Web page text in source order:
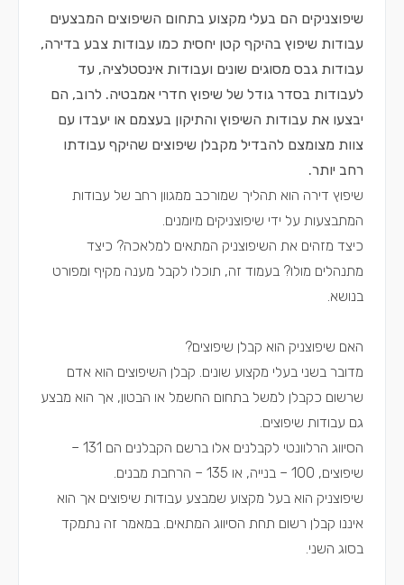
שיפוצניקים הם בעלי מקצוע בתחום השיפוצים המבצעים
עבודות שיפוץ בהיקף קטן יחסית כמו עבודות צבע בדירה,
עבודות גבס מסוגים שונים ועבודות אינסטלציה, עד
לעבודות בסדר גודל של שיפוץ חדרי אמבטיה. לרוב, הם
יבצעו את עבודות השיפוץ והתיקון בעצמם או יעבדו עם
צוות מצומצם להבדיל מקבלן שיפוצים שהיקף עבודתו
רחב יותר.
שיפוץ דירה הוא תהליך שמורכב ממגוון רחב של עבודות
המתבצעות על ידי שיפוצניקים מיומנים.
כיצד מזהים את השיפוצניק המתאים למלאכה? כיצד
מתנהלים מולו? בעמוד זה, תוכלו לקבל מענה מקיף ומפורט
בנושא.
האם שיפוצניק הוא קבלן שיפוצים?
מדובר בשני בעלי מקצוע שונים. קבלן השיפוצים הוא אדם
שרשום כקבלן למשל בתחום החשמל או הבטון, אך הוא מבצע
גם עבודות שיפוצים.
הסיווג הרלוונטי לקבלנים אלו ברשם הקבלנים הם 131 –
שיפוצים, 100 – בנייה, או 135 – הרחבת מבנים.
שיפוצניק הוא בעל מקצוע שמבצע עבודות שיפוצים אך הוא
איננו קבלן רשום תחת הסיווג המתאים. במאמר זה נתמקד
בסוג השני.